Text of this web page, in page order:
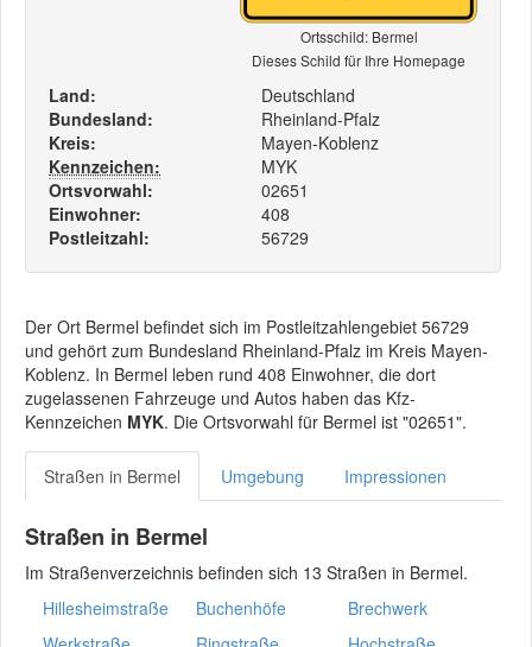
Ortsschild: Bermel
Dieses Schild für Ihre Homepage
Land:
Deutschland
Bundesland:
Rheinland-Pfalz
Kreis:
Mayen-Koblenz
Kennzeichen:
MYK
Ortsvorwahl:
02651
Einwohner:
408
Postleitzahl:
56729
Der Ort Bermel befindet sich im Postleitzahlengebiet 56729
und gehört zum Bundesland Rheinland-Pfalz im Kreis Mayen-
Koblenz. In Bermel leben rund 408 Einwohner, die dort
zugelassenen Fahrzeuge und Autos haben das Kfz-
Kennzeichen MYK. Die Ortsvorwahl für Bermel ist "02651".
Straßen in Bermel Umgebung Impressionen
Straßen in Bermel
Im Straßenverzeichnis befinden sich 13 Straßen in Bermel.
Hillesheimstraße
Buchenhöfe
Brechwerk